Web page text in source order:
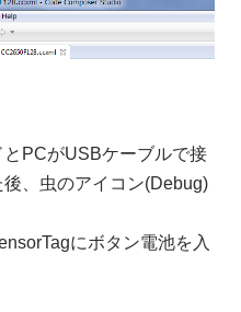
PCがUSBケーブルで接
、虫のアイコン(Debug)
にボタン電池を入